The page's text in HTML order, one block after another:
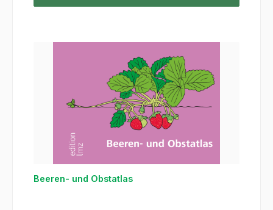
Beeren- und Obstatlas